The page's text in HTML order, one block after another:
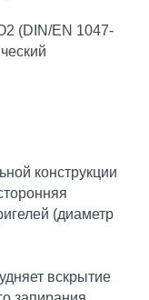
(DIN/EN 1047-
конструкции
(диаметр
вскрытие